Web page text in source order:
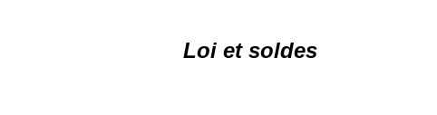
Loi et soldes